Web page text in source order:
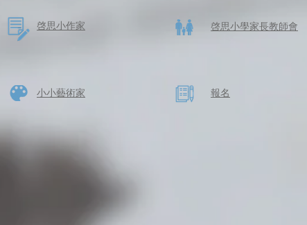
啓思​小作家 ​啓思小學家長教師會
​小小藝術家 ​報名